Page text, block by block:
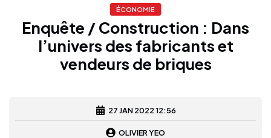
ÉCONOMIE
Enquête / Construction : Dans
l’univers des fabricants et
vendeurs de briques
27 JAN 2022 12:56
OLIVIER YEO